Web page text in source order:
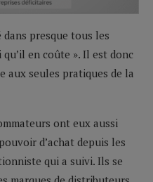
presque tous les
en coûte ». Il est donc
aux seules pratiques de la
ont eux aussi
d’achat depuis les
qui a suivi. Ils se